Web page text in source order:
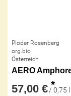
Ploder Rosenberg
org.bio
Österreich
AERO
57,00 € *
/ 0,75 l